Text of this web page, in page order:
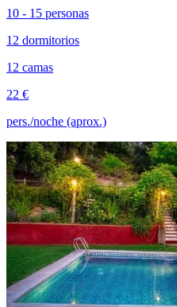
10 - 15 personas
12 dormitorios
12 camas
22 €
pers./noche (aprox.)